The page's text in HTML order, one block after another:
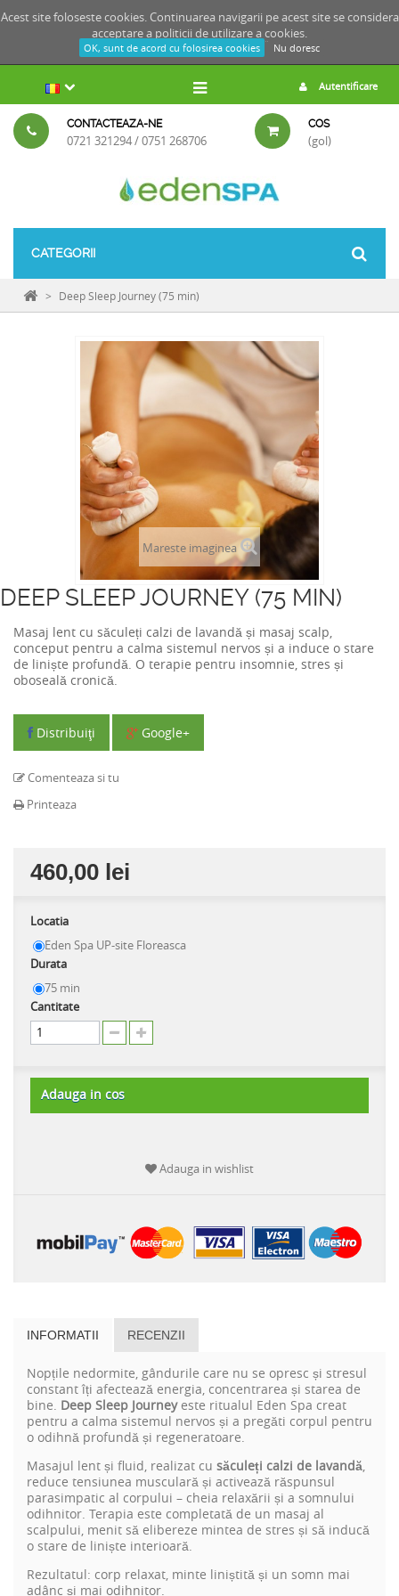
Acest site foloseste cookies. Continuarea navigarii pe acest site se considera
acceptare a politicii de utilizare a cookies.
OK, sunt de acord cu folosirea cookies Nu doresc
Autentificare
CONTACTEAZA-NE
0721 321294 / 0751 268706
COS
(gol)
CATEGORII
> Deep Sleep Journey (75 min)
Mareste imaginea
DEEP SLEEP JOURNEY (75 MIN)
Masaj lent cu săculeți calzi de lavandă și masaj scalp,
conceput pentru a calma sistemul nervos și a induce o stare
de liniște profundă. O terapie pentru insomnie, stres și
oboseală cronică.
Distribuiţi Google+
Comenteaza si tu
Printeaza
460,00 lei
Locatia
Eden Spa UP-site Floreasca
Durata
75 min
Cantitate
Adauga in cos
Adauga in wishlist
INFORMATII RECENZII
Nopțile nedormite, gândurile care nu se opresc și stresul
constant îți afectează energia, concentrarea și starea de
bine. Deep Sleep Journeyeste ritualul Eden Spa creat
pentru a calma sistemul nervos și a pregăti corpul pentru
o odihnă profundă și regeneratoare.
Masajul lent și fluid, realizat cu săculeți calzi de lavandă,
reduce tensiunea musculară și activează răspunsul
parasimpatic al corpului – cheia relaxării și a somnului
odihnitor. Terapia este completată de un masaj al
scalpului, menit să elibereze mintea de stres și să inducă
o stare de liniște interioară.
Rezultatul: corp relaxat, minte liniștită și un somn mai
adânc și mai odihnitor.